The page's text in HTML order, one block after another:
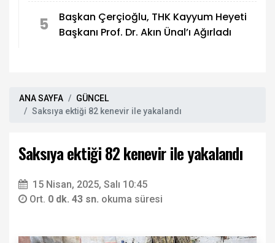
5
Başkan Çerçioğlu, THK Kayyum Heyeti
Başkanı Prof. Dr. Akın Ünal’ı Ağırladı
ANA SAYFA
GÜNCEL
Saksıya ektiği 82 kenevir ile yakalandı
Saksıya ektiği 82 kenevir ile yakalandı
15 Nisan, 2025, Salı 10:45
Ort. 0 dk. 43 sn. okuma süresi